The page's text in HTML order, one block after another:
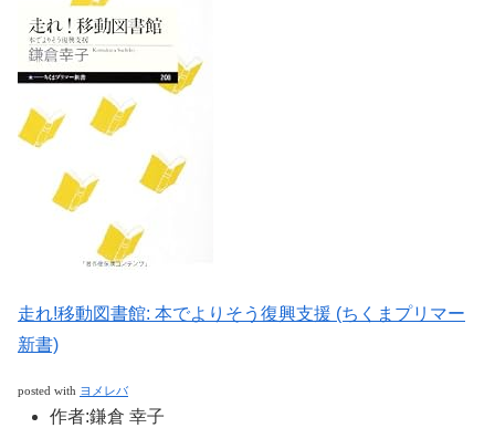
走れ!移動図書館: 本でよりそう復興支援 (ちくまプリマー
新書)
posted with ヨメレバ
作者:鎌倉 幸子